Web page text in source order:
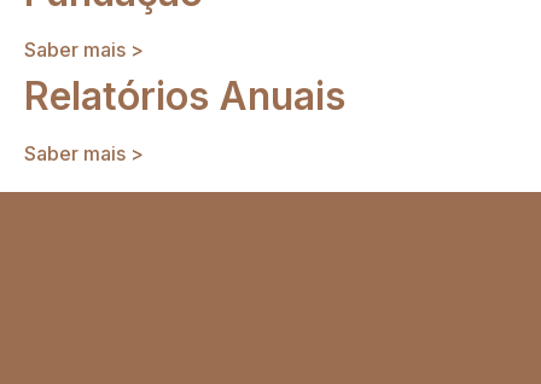
Saber mais >
Relatórios Anuais
Saber mais >